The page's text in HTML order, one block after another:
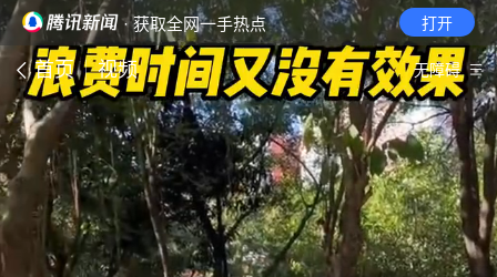
· 获取全网一手热点 打开
首页 视频 无障碍